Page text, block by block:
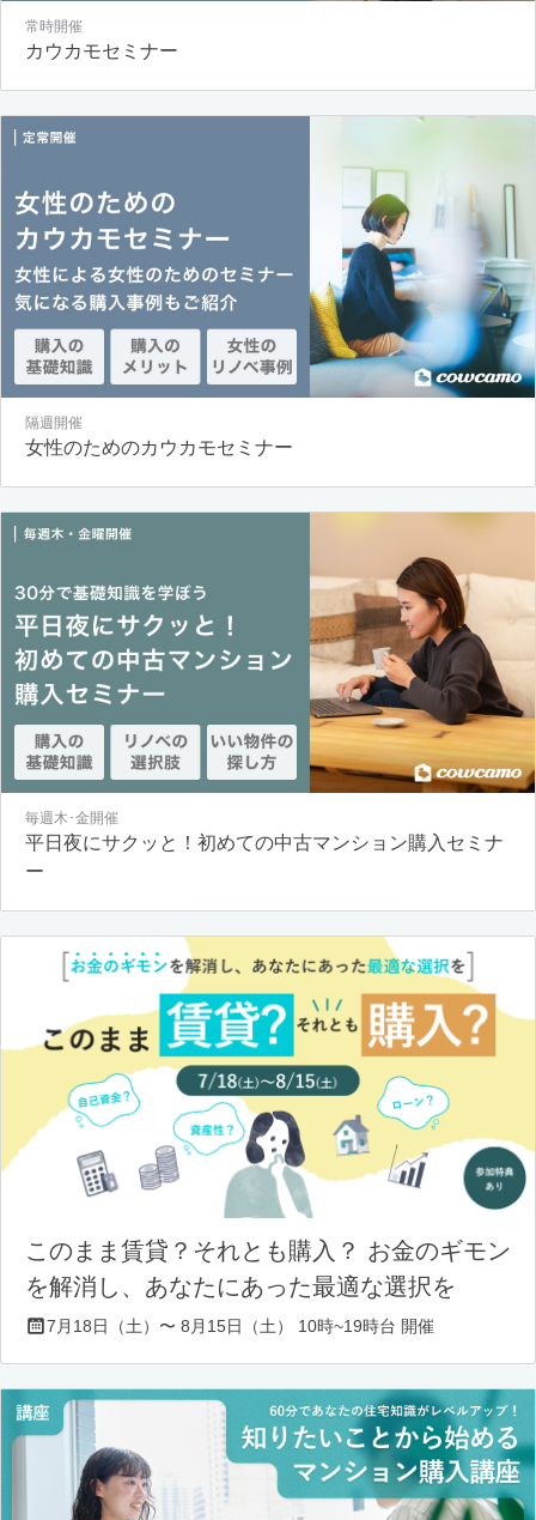
常時開催
カウカモセミナー
隔週開催
女性のためのカウカモセミナー
毎週木･金開催
平日夜にサクッと！初めての中古マンション購入セミナ
ー
このまま賃貸？それとも購入？ お金のギモン
を解消し、あなたにあった最適な選択を
7月18日（土）〜 8月15日（土） 10時~19時台 開催